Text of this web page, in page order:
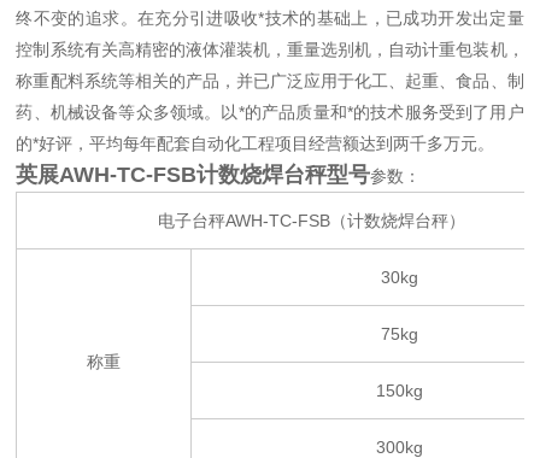
终不变的追求。在充分引进吸收*技术的基础上，已成功开发出定量
控制系统有关高精密的液体灌装机，重量选别机，自动计重包装机，
称重配料系统等相关的产品，并已广泛应用于化工、起重、食品、制
药、机械设备等众多领域。以*的产品质量和*的技术服务受到了用户
的*好评，平均每年配套自动化工程项目经营额达到两千多万元。
英展AWH-TC-FSB计数烧焊台秤型号参数：
电子台秤AWH-TC-FSB（计数烧焊台秤）
称重
30kg
75kg
150kg
300kg